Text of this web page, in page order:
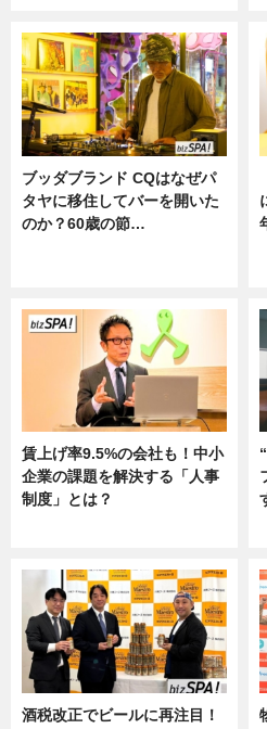
ブッダブランド CQはなぜパ
タヤに移住してバーを開いた
のか？60歳の節…
賃上げ率9.5%の会社も！中小
企業の課題を解決する「人事
制度」とは？
酒税改正でビールに再注目！